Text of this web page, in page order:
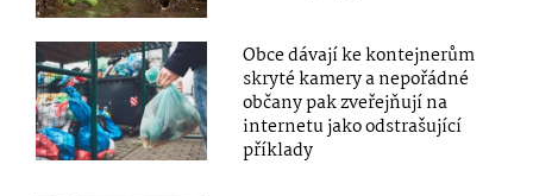
Obce dávají ke kontejnerům
skryté kamery a nepořádné
občany pak zveřejňují na
internetu jako odstrašující
příklady